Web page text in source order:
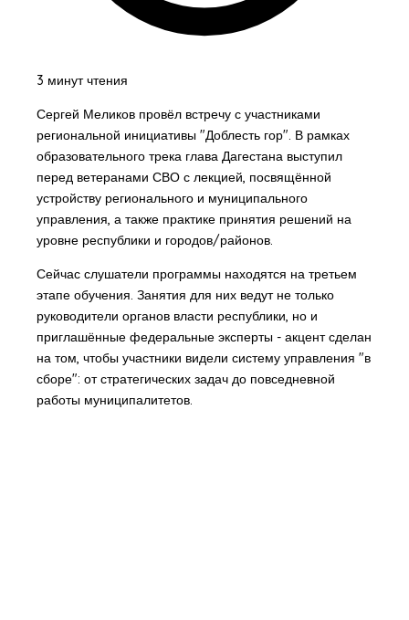
3 минут чтения
Сергей Меликов провёл встречу с участниками
региональной инициативы "Доблесть гор". В рамках
образовательного трека глава Дагестана выступил
перед ветеранами СВО с лекцией, посвящённой
устройству регионального и муниципального
управления, а также практике принятия решений на
уровне республики и городов/районов.
Сейчас слушатели программы находятся на третьем
этапе обучения. Занятия для них ведут не только
руководители органов власти республики, но и
приглашённые федеральные эксперты - акцент сделан
на том, чтобы участники видели систему управления "в
сборе": от стратегических задач до повседневной
работы муниципалитетов.